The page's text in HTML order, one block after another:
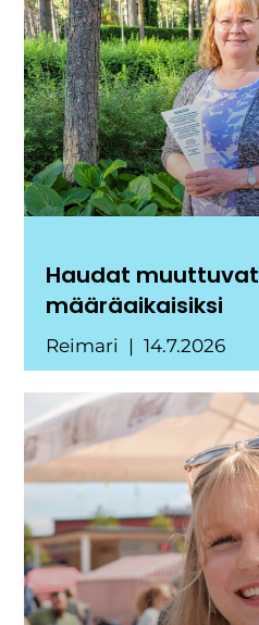
Haudat muuttuvat
määräaikaisiksi
Reimari 14.7.2026